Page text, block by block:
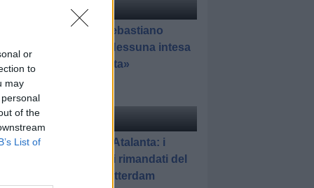
or
to
may
of the
List of
di Redazione
Pedullà: «Sebastiano
Esposito? Nessuna intesa
con l'Atalanta»
di Gianluca Pirovano
Feyenoord-Atalanta: i
promossi e i rimandati del
match di Rotterdam